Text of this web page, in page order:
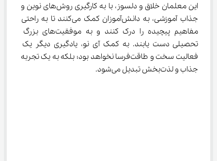
این معلمان خلاق و دلسوز، با به کارگیری روش‌های نوین و
جذاب آموزشی، به دانش‌آموزان کمک می‌کنند تا به راحتی
مفاهیم پیچیده را درک کنند و به موفقیت‌های بزرگ
تحصیلی دست یابند. به کمک آی ‌نو، یادگیری دیگر یک
فعالیت سخت و طاقت‌فرسا نخواهد بود؛ بلکه به یک تجربه
جذاب و لذت‌بخش تبدیل می‌شود.